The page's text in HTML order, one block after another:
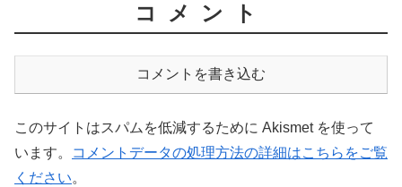
コメント
コメントを書き込む
このサイトはスパムを低減するために Akismet を使って
います。
コメントデータの処理方法の詳細はこちらをご覧
ください。